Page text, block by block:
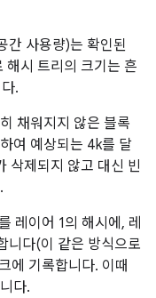
간 사용량)는 확인된
해시 트리의 크기는 흔
.
채워지지 않은 블록
여 예상되는 4k를 달
삭제되지 않고 대신 빈
레이어 1의 해시에, 레
니다(이 같은 방식으로
에 기록합니다. 이때
다.